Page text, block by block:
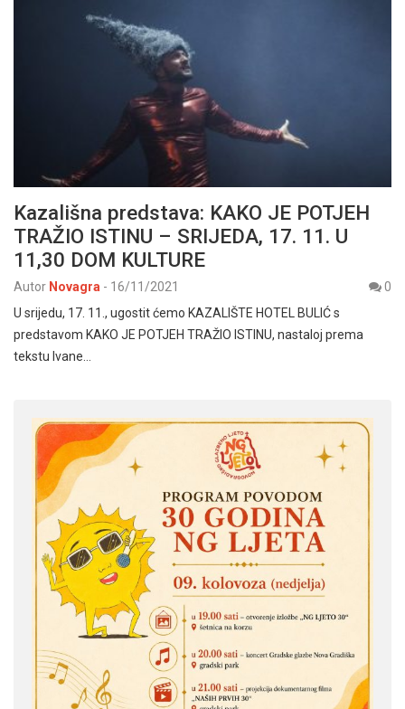
Kazališna predstava: KAKO JE POTJEH
TRAŽIO ISTINU – SRIJEDA, 17. 11. U
11,30 DOM KULTURE
Autor Novagra - 16/11/2021
0
U srijedu, 17. 11., ugostit ćemo KAZALIŠTE HOTEL BULIĆ s
predstavom KAKO JE POTJEH TRAŽIO ISTINU, nastaloj prema
tekstu Ivane…